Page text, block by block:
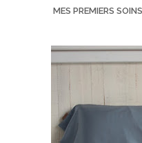
MES PREMIERS